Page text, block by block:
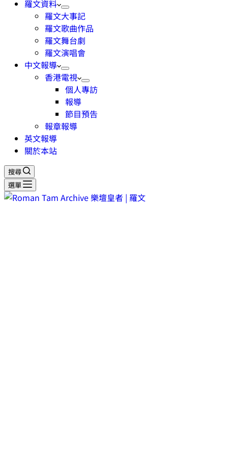
羅文資料
羅文大事記
羅文歌曲作品
羅文舞台劇
羅文演唱會
中文報導
香港電視
個人專訪
報導
節目預告
報章報導
英文報導
關於本站
搜尋
選單